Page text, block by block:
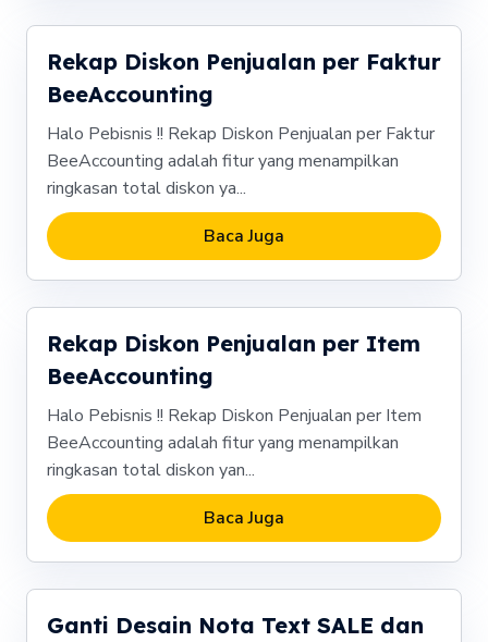
Rekap Diskon Penjualan per Faktur
BeeAccounting
Halo Pebisnis !! Rekap Diskon Penjualan per Faktur
BeeAccounting adalah fitur yang menampilkan
ringkasan total diskon ya...
Baca Juga
Rekap Diskon Penjualan per Item
BeeAccounting
Halo Pebisnis !! Rekap Diskon Penjualan per Item
BeeAccounting adalah fitur yang menampilkan
ringkasan total diskon yan...
Baca Juga
Ganti Desain Nota Text SALE dan